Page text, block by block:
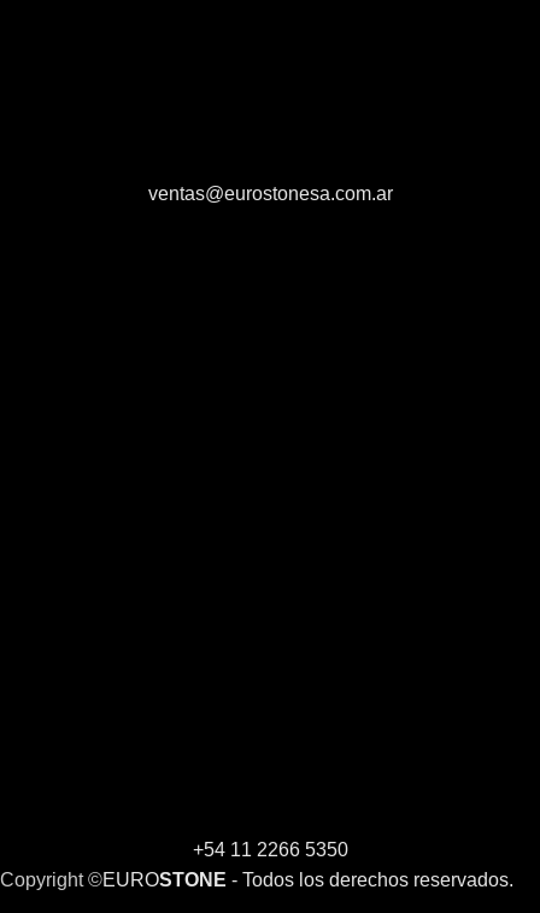
ventas@eurostonesa.com.ar
+54 11 2266 5350
Copyright ©EUROSTONE - Todos los derechos reservados.